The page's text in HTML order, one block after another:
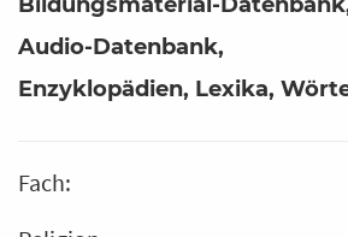
Audio-Datenbank
Enzyklopädien, Lexika,
Fach: